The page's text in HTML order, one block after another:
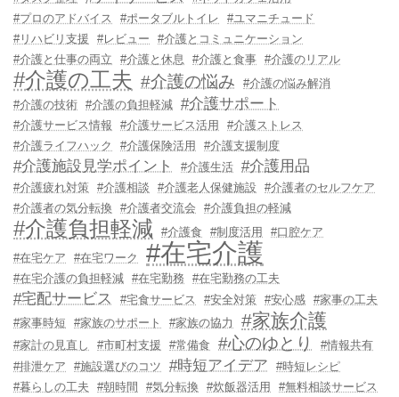
#プロのアドバイス
#ポータブルトイレ
#ユマニチュード
#リハビリ支援
#レビュー
#介護とコミュニケーション
#介護と仕事の両立
#介護と休息 #介護と食事 #介護のリアル
#介護の工夫 #介護の悩み
#介護の悩み解消
#介護の技術 #介護の負担軽減 #介護サポート
#介護サービス情報 #介護サービス活用
#介護ストレス
#介護ライフハック
#介護保険活用 #介護支援制度
#介護施設見学ポイント #介護生活 #介護用品
#介護疲れ対策 #介護相談 #介護老人保健施設 #介護者のセルフケア
#介護者の気分転換
#介護者交流会 #介護負担の軽減
#介護負担軽減 #介護食 #制度活用
#口腔ケア
#在宅ケア
#在宅ワーク #在宅介護
#在宅介護の負担軽減 #在宅勤務 #在宅勤務の工夫
#宅配サービス #宅食サービス #安全対策 #安心感 #家事の工夫
#家事時短
#家族のサポート #家族の協力 #家族介護
#家計の見直し #市町村支援 #常備食 #心のゆとり
#情報共有
#排泄ケア
#施設選びのコツ #時短アイデア
#時短レシピ
#暮らしの工夫
#朝時間 #気分転換 #炊飯器活用
#無料相談サービス